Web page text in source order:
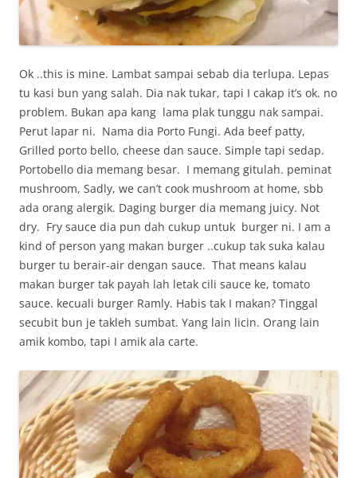
Ok ..this is mine. Lambat sampai sebab dia terlupa. Lepas
tu kasi bun yang salah. Dia nak tukar, tapi I cakap it’s ok. no
problem. Bukan apa kang lama plak tunggu nak sampai.
Perut lapar ni. Nama dia Porto Fungi. Ada beef patty,
Grilled porto bello, cheese dan sauce. Simple tapi sedap.
Portobello dia memang besar. I memang gitulah. peminat
mushroom, Sadly, we can’t cook mushroom at home, sbb
ada orang alergik. Daging burger dia memang juicy. Not
dry. Fry sauce dia pun dah cukup untuk burger ni. I am a
kind of person yang makan burger ..cukup tak suka kalau
burger tu berair-air dengan sauce. That means kalau
makan burger tak payah lah letak cili sauce ke, tomato
sauce. kecuali burger Ramly. Habis tak I makan? Tinggal
secubit bun je takleh sumbat. Yang lain licin. Orang lain
amik kombo, tapi I amik ala carte.